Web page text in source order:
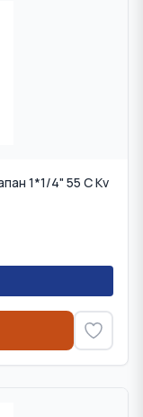
1*1/4" 55 С Kv